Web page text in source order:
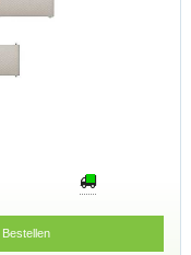
Bestellen